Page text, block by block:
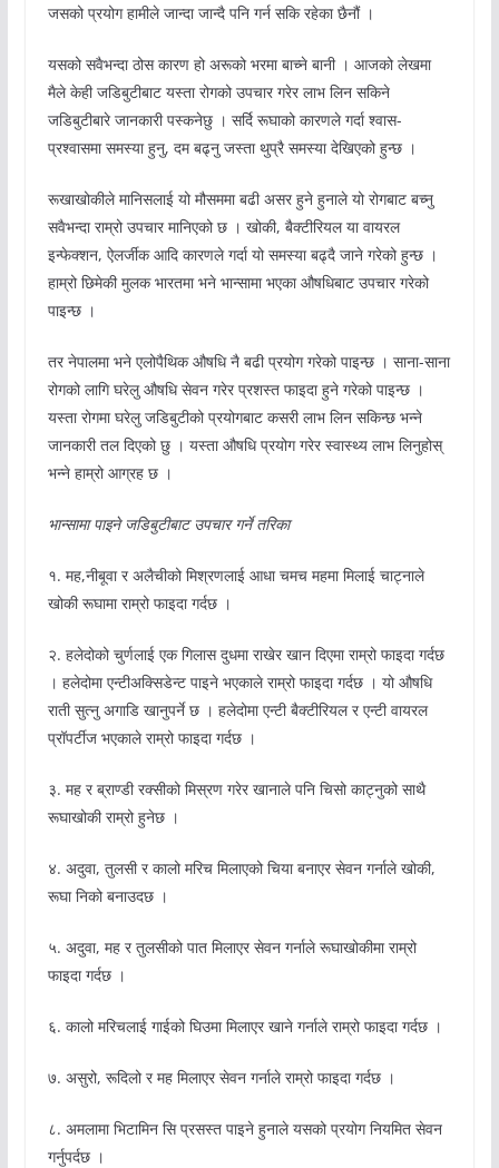
जसको प्रयोग हामीले जान्दा जान्दै पनि गर्न सकि रहेका छैनौं ।
यसको सवैभन्दा ठोस कारण हो अरूको भरमा बाच्ने बानी । आजको लेखमा
मैले केही जडिबुटीबाट यस्ता रोगको उपचार गरेर लाभ लिन सकिने
जडिबुटीबारे जानकारी पस्कनेछु । सर्दि रूघाको कारणले गर्दा श्वास-
प्रश्वासमा समस्या हुनु, दम बढ्नु जस्ता थुप्रै समस्या देखिएको हुन्छ ।
रूखाखोकीले मानिसलाई यो मौसममा बढी असर हुने हुनाले यो रोगबाट बच्नु
सवैभन्दा राम्रो उपचार मानिएको छ । खोकी, बैक्टीरियल या वायरल
इन्फेक्शन, ऐलर्जीक आदि कारणले गर्दा यो समस्या बढ्दै जाने गरेको हुन्छ ।
हाम्रो छिमेकी मुलक भारतमा भने भान्सामा भएका औषधिबाट उपचार गरेको
पाइन्छ ।
तर नेपालमा भने एलोपैथिक औषधि नै बढी प्रयोग गरेको पाइन्छ । साना-साना
रोगको लागि घरेलु औषधि सेवन गरेर प्रशस्त फाइदा हुने गरेको पाइन्छ ।
यस्ता रोगमा घरेलु जडिबुटीको प्रयोगबाट कसरी लाभ लिन सकिन्छ भन्ने
जानकारी तल दिएको छु । यस्ता औषधि प्रयोग गरेर स्वास्थ्य लाभ लिनुहोस्
भन्ने हाम्रो आग्रह छ ।
भान्सामा पाइने जडिबुटीबाट उपचार गर्ने तरिका
१. मह,नीबूवा र अलैचीको मिश्रणलाई आधा चमच महमा मिलाई चाट्नाले
खोकी रूघामा राम्रो फाइदा गर्दछ ।
२. हलेदोको चुर्णलाई एक गिलास दुधमा राखेर खान दिएमा राम्रो फाइदा गर्दछ
। हलेदोमा एन्टीअक्सिडेन्ट पाइने भएकाले राम्रो फाइदा गर्दछ । यो औषधि
राती सुत्नु अगाडि खानुपर्ने छ । हलेदोमा एन्टी बैक्टीरियल र एन्टी वायरल
प्रॉपर्टीज भएकाले राम्रो फाइदा गर्दछ ।
३. मह र ब्राण्डी रक्सीको मिस्रण गरेर खानाले पनि चिसो काट्नुको साथै
रूघाखोकी राम्रो हुनेछ ।
४. अदुवा, तुलसी र कालो मरिच मिलाएको चिया बनाएर सेवन गर्नाले खोकी,
रूघा निको बनाउदछ ।
५. अदुवा, मह र तुलसीको पात मिलाएर सेवन गर्नाले रूघाखोकीमा राम्रो
फाइदा गर्दछ ।
६. कालो मरिचलाई गाईको घिउमा मिलाएर खाने गर्नाले राम्रो फाइदा गर्दछ ।
७. असुरो, रूदिलो र मह मिलाएर सेवन गर्नाले राम्रो फाइदा गर्दछ ।
८. अमलामा भिटामिन सि प्रसस्त पाइने हुनाले यसको प्रयोग नियमित सेवन
गर्नुपर्दछ ।